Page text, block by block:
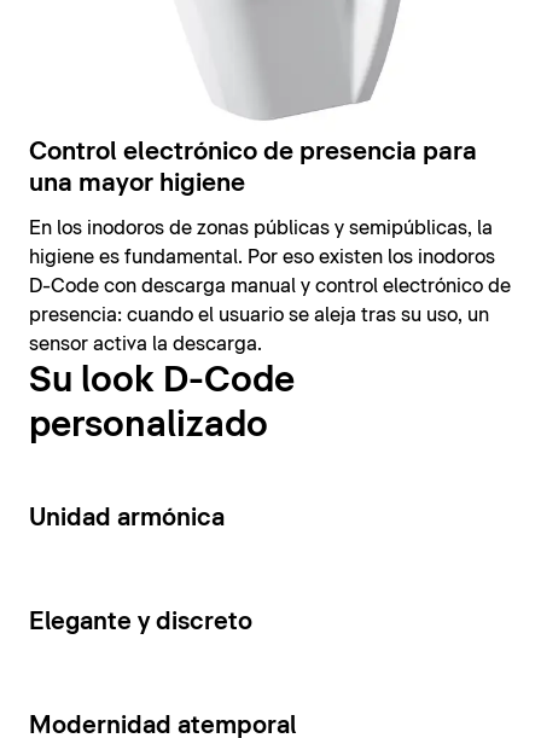
Control electrónico de presencia para
una mayor higiene
En los inodoros de zonas públicas y semipúblicas, la
higiene es fundamental. Por eso existen los inodoros
D-Code con descarga manual y control electrónico de
presencia: cuando el usuario se aleja tras su uso, un
sensor activa la descarga.
Su look D-Code
personalizado
14
Unidad armónica
15
Elegante y discreto
10
Modernidad atemporal